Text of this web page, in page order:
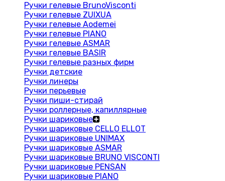
Ручки гелевые BrunoVisconti
Ручки гелевые ZUIXUA
Ручки гелевые Aodemei
Ручки гелевые PIANO
Ручки гелевые ASMAR
Ручки гелевые BASIR
Ручки гелевые разных фирм
Ручки детские
Ручки линеры
Ручки перьевые
Ручки пиши-стирай
Ручки роллерные, капиллярные
Ручки шариковые
Ручки шариковые CELLO ELLOT
Ручки шариковые UNIMAX
Ручки шариковые ASMAR
Ручки шариковые BRUNO VISCONTI
Ручки шариковые PENSAN
Ручки шариковые PIANO